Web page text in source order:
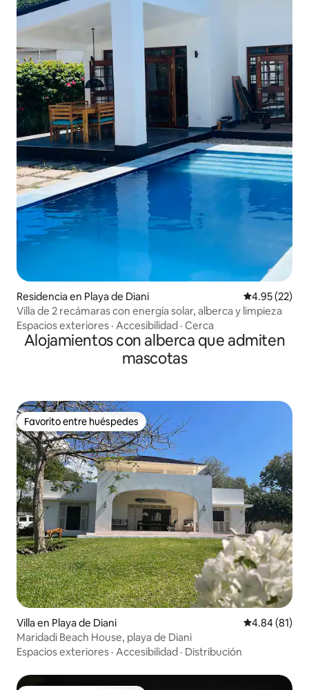
Residencia en Playa de Diani Calificación
4.95 (22)
Villa de 2 recámaras con energía solar, alberca y limpieza
Espacios exteriores · Accesibilidad · Cerca
Alojamientos con alberca que admiten
mascotas
Favorito entre huéspedes
Favorito entre huéspedes
Villa en Playa de Diani Calificación
4.84 (81)
Maridadi Beach House, playa de Diani
Espacios exteriores · Accesibilidad · Distribución